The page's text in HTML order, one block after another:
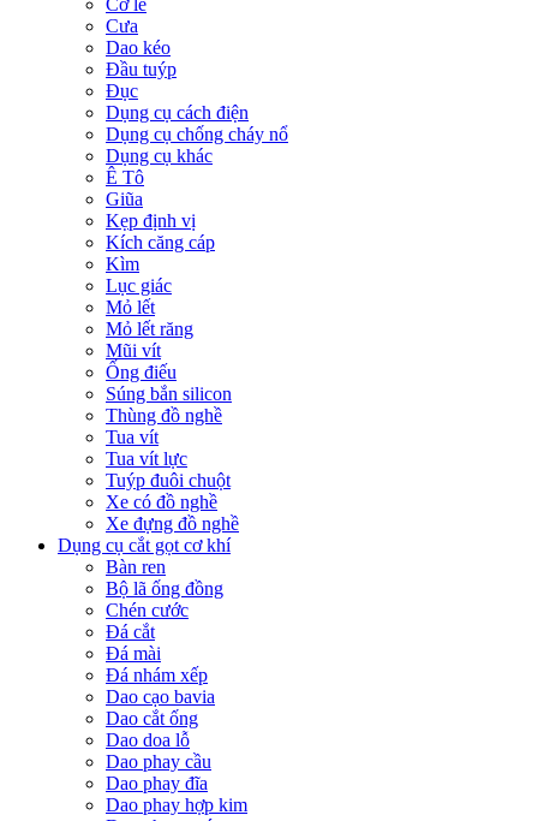
Cưa
Dao kéo
Đầu tuýp
Đục
Dụng cụ cách điện
Dụng cụ chống cháy nổ
Dụng cụ khác
Ê Tô
Giũa
Kẹp định vị
Kích căng cáp
Kìm
Lục giác
Mỏ lết
Mỏ lết răng
Mũi vít
Ống điếu
Súng bắn silicon
Thùng đồ nghề
Tua vít
Tua vít lực
Tuýp đuôi chuột
Xe có đồ nghề
Xe đựng đồ nghề
Dụng cụ cắt gọt cơ khí
Bàn ren
Bộ lã ống đồng
Chén cước
Đá cắt
Đá mài
Đá nhám xếp
Dao cạo bavia
Dao cắt ống
Dao doa lỗ
Dao phay cầu
Dao phay đĩa
Dao phay hợp kim